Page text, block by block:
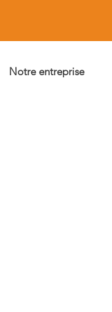
Notre entreprise